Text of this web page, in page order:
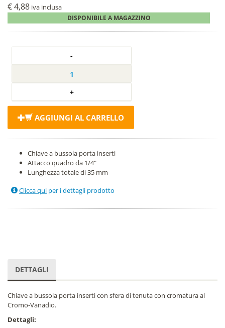
€ 4,88 iva inclusa
DISPONIBILE A MAGAZZINO
AGGIUNGI AL CARRELLO
Chiave a bussola porta inserti
Attacco quadro da 1/4"
Lunghezza totale di 35 mm
Clicca qui per i dettagli prodotto
DETTAGLI
Chiave a bussola porta inserti con sfera di tenuta con cromatura al
Cromo-Vanadio.
Dettagli: